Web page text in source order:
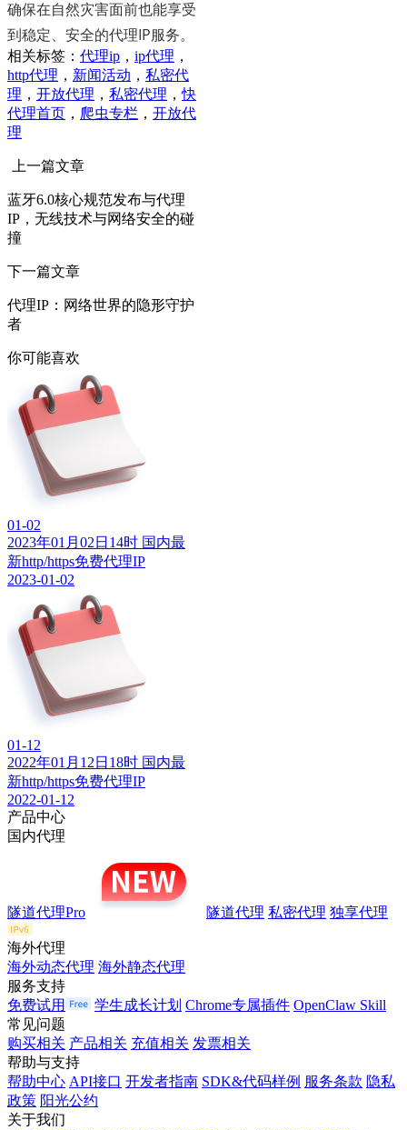
确保在自然灾害面前也能享受
到稳定、安全的代理IP服务。
相关标签： 代理ip ， ip代理 ，
http代理 ， 新闻活动 ， 私密代
理 ， 开放代理 ， 私密代理 ，快
代理首页 ， 爬虫专栏 ， 开放代
理
上一篇文章
蓝牙6.0核心规范发布与代理
IP，无线技术与网络安全的碰
撞
下一篇文章
代理IP：网络世界的隐形守护
者
你可能喜欢
01-02
2023年01月02日14时 国内最
新http/https免费代理IP
2023-01-02
01-12
2022年01月12日18时 国内最
新http/https免费代理IP
2022-01-12
产品中心
国内代理
隧道代理Pro 隧道代理 私密代理 独享代理
海外代理
海外动态代理 海外静态代理
服务支持
免费试用
学生成长计划 Chrome专属插件 OpenClaw Skill
常见问题
购买相关 产品相关 充值相关 发票相关
帮助与支持
帮助中心 API接口 开发者指南 SDK&代码样例 服务条款 隐私
政策 阳光公约
关于我们